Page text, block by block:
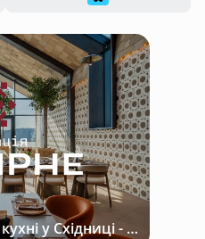
Ресторація карпатської кухні у Східниці - місце з характером і традиціями